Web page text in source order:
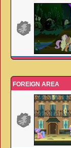
FOREIGN AREA